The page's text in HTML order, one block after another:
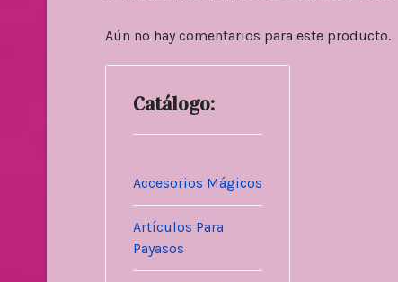
Aún no hay comentarios para este producto.
Catálogo:
Accesorios Mágicos
Artículos Para
Payasos